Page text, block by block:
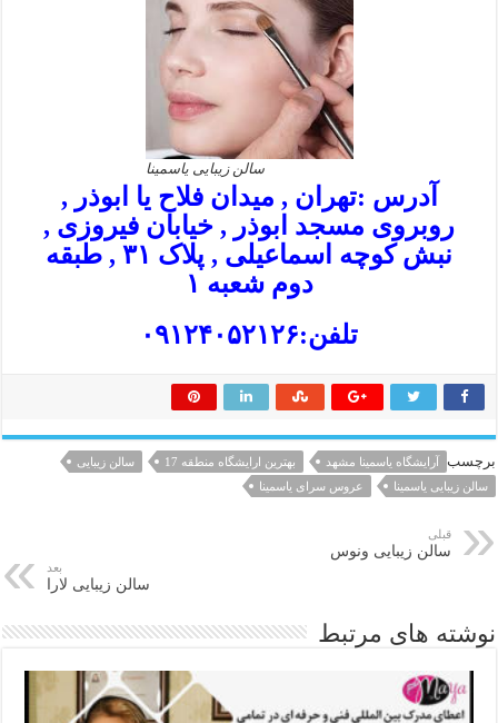
سالن زیبایی یاسمینا
آدرس :تهران , میدان فلاح یا ابوذر ,
روبروی مسجد ابوذر , خیابان فیروزی ,
نبش کوچه اسماعیلی , پلاک ۳۱ , طبقه
دوم شعبه ۱
تلفن:۰۹۱۲۴۰۵۲۱۲۶
برچسب آرایشگاه یاسمینا مشهد بهترین ارایشگاه منطقه 17
سالن زیبایی
سالن زیبایی یاسمینا
عروس سرای یاسمینا
قبلی
سالن زیبایی ونوس
بعد
سالن زیبایی لارا
نوشته های مرتبط